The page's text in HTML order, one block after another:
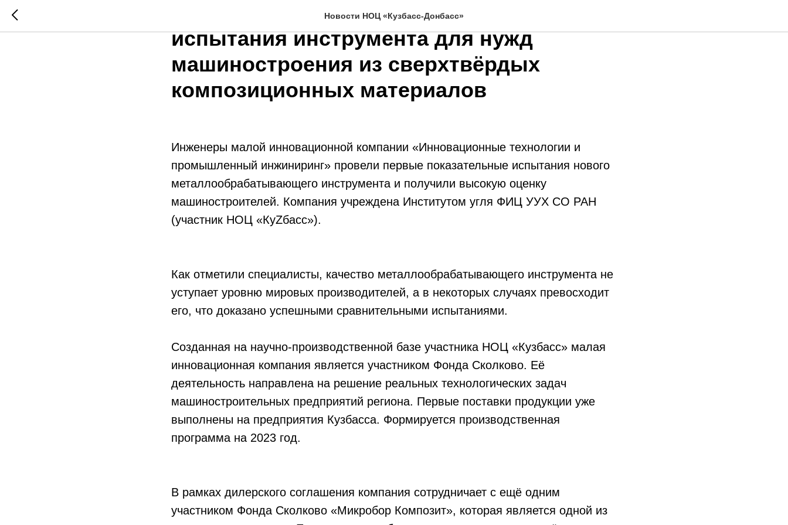
Новости НОЦ «Кузбасс-Донбасс»
Кузбасские инженеры провели
испытания инструмента для нужд
машиностроения из сверхтвёрдых
композиционных материалов
Инженеры малой инновационной компании «Инновационные технологии и
промышленный инжиниринг» провели первые показательные испытания нового
металлообрабатывающего инструмента и получили высокую оценку
машиностроителей. Компания учреждена Институтом угля ФИЦ УУХ СО РАН
(участник НОЦ «КуZбасс»).
Как отметили специалисты, качество металлообрабатывающего инструмента не
уступает уровню мировых производителей, а в некоторых случаях превосходит
его, что доказано успешными сравнительными испытаниями.
Созданная на научно-производственной базе участника НОЦ «Кузбасс» малая
инновационная компания является участником Фонда Сколково. Её
деятельность направлена на решение реальных технологических задач
машиностроительных предприятий региона. Первые поставки продукции уже
выполнены на предприятия Кузбасса. Формируется производственная
программа на 2023 год.
В рамках дилерского соглашения компания сотрудничает с ещё одним
участником Фонда Сколково «Микробор Композит», которая является одной из